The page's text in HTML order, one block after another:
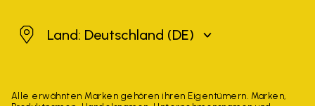
Deutschland
Land: Deutschland (DE)
Alle erwähnten Marken gehören ihren Eigentümern. Marken,